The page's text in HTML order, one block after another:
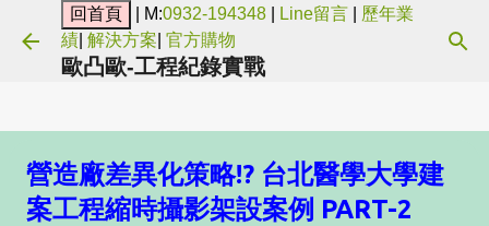
跳到主要內容
| M:0932-194348 Line留言
歷年業
績 解決方案 官方購物
歐凸歐-工程紀錄實戰
營造廠差異化策略!? 台北醫學大學建
案工程縮時攝影架設案例 PART-2